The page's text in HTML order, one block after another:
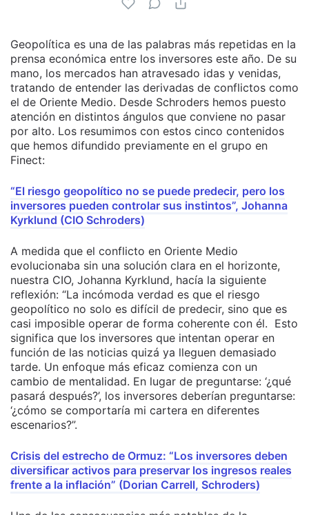
Geopolítica es una de las palabras más repetidas en la
prensa económica entre los inversores este año. De su
mano, los mercados han atravesado idas y venidas,
tratando de entender las derivadas de conflictos como
el de Oriente Medio. Desde Schroders hemos puesto
atención en distintos ángulos que conviene no pasar
por alto. Los resumimos con estos cinco contenidos
que hemos difundido previamente en el grupo en
Finect:
“El riesgo geopolítico no se puede predecir, pero los
inversores pueden controlar sus instintos”, Johanna
Kyrklund (CIO Schroders)
A medida que el conflicto en Oriente Medio
evolucionaba sin una solución clara en el horizonte,
nuestra CIO, Johanna Kyrklund, hacía la siguiente
reflexión: “La incómoda verdad es que el riesgo
geopolítico no solo es difícil de predecir, sino que es
casi imposible operar de forma coherente con él. Esto
significa que los inversores que intentan operar en
función de las noticias quizá ya lleguen demasiado
tarde. Un enfoque más eficaz comienza con un
cambio de mentalidad. En lugar de preguntarse: ‘¿qué
pasará después?’, los inversores deberían preguntarse:
‘¿cómo se comportaría mi cartera en diferentes
escenarios?”.
Crisis del estrecho de Ormuz: “Los inversores deben
diversificar activos para preservar los ingresos reales
frente a la inflación” (Dorian Carrell, Schroders)